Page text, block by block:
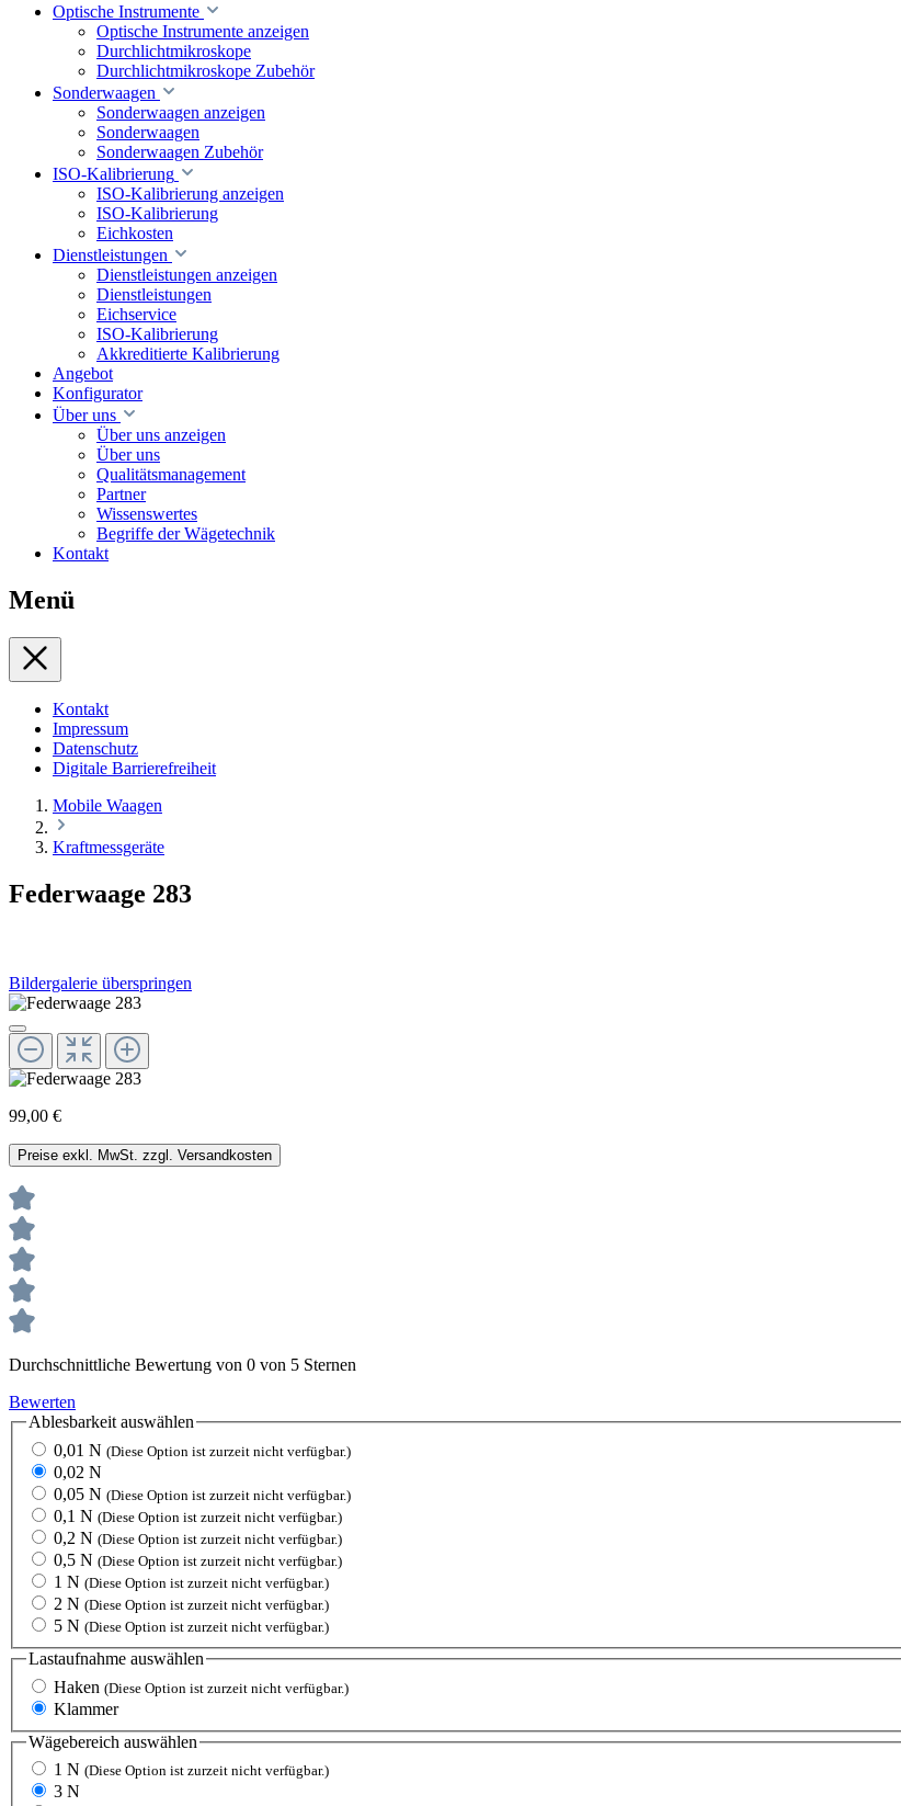
Optische Instrumente
Optische Instrumente anzeigen
Durchlichtmikroskope
Durchlichtmikroskope Zubehör
Sonderwaagen
Sonderwaagen anzeigen
Sonderwaagen
Sonderwaagen Zubehör
ISO-Kalibrierung
ISO-Kalibrierung anzeigen
ISO-Kalibrierung
Eichkosten
Dienstleistungen
Dienstleistungen anzeigen
Dienstleistungen
Eichservice
ISO-Kalibrierung
Akkreditierte Kalibrierung
Angebot
Konfigurator
Über uns
Über uns anzeigen
Über uns
Qualitätsmanagement
Partner
Wissenswertes
Begriffe der Wägetechnik
Kontakt
Menü
Kontakt
Impressum
Datenschutz
Digitale Barrierefreiheit
Mobile Waagen
Kraftmessgeräte
Federwaage 283
Bildergalerie überspringen
99,00 €
Preise exkl. MwSt. zzgl. Versandkosten
Durchschnittliche Bewertung von 0 von 5 Sternen
Bewerten
Ablesbarkeitauswählen
0,01 N (Diese Option ist zurzeit nicht verfügbar.)
0,02 N
0,05 N (Diese Option ist zurzeit nicht verfügbar.)
0,1 N (Diese Option ist zurzeit nicht verfügbar.)
0,2 N (Diese Option ist zurzeit nicht verfügbar.)
0,5 N (Diese Option ist zurzeit nicht verfügbar.)
1 N (Diese Option ist zurzeit nicht verfügbar.)
2 N (Diese Option ist zurzeit nicht verfügbar.)
5 N (Diese Option ist zurzeit nicht verfügbar.)
Lastaufnahme auswählen
Haken (Diese Option ist zurzeit nicht verfügbar.)
Klammer
Wägebereich auswählen
1 N (Diese Option ist zurzeit nicht verfügbar.)
3 N